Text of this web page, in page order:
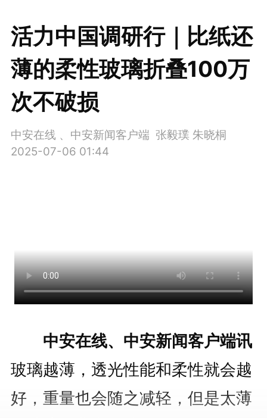
活力中国调研行｜比纸还
薄的柔性玻璃折叠100万
次不破损
中安在线 、中安新闻客户端 张毅璞 朱晓桐
2025-07-06 01:44
中安在线、中安新闻客户端讯
玻璃越薄，透光性能和柔性就会越
好，重量也会随之减轻，但是太薄